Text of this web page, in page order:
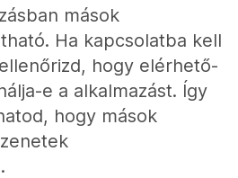
mások
Ha kapcsolatba kell
hogy elérhető-
e a alkalmazást. Így
hogy mások